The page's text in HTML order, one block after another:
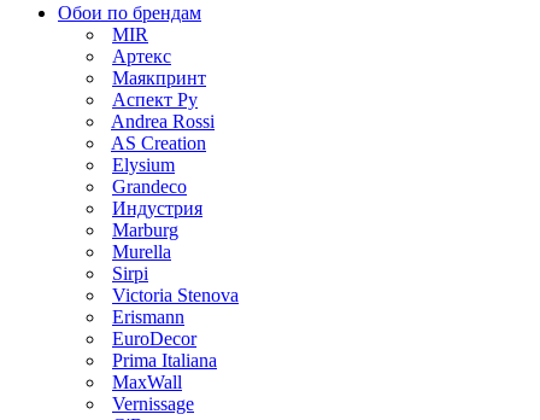
Обои по брендам
MIR
Артекс
Маякпринт
Аспект Ру
Andrea Rossi
AS Creation
Elysium
Grandeco
Индустрия
Marburg
Murella
Sirpi
Victoria Stenova
Erismann
EuroDecor
Prima Italiana
MaxWall
Vernissage